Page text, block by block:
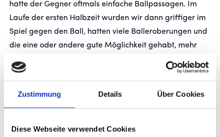
Zustimmung Details Über Cookies
Diese Webseite verwendet Cookies
hatte der Gegner oftmals einfache Ballpassagen. Im
Laufe der ersten Halbzeit wurden wir dann griffiger im
Spiel gegen den Ball, hatten viele Balleroberungen und
die eine oder andere gute Möglichkeit gehabt, mehr
wie ein Tor zu erzielen. Von daher war die erste Halbzeit
ein sehr sehr guter Test für uns.
gute Abläufe im Spiel gegen den Ball und waren dem
schade hintenraus das Spiel zu verlieren. Aber das ist